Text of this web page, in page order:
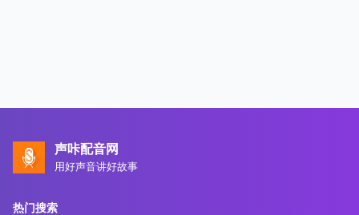
声咔配音网
用好声音讲好故事
热门搜索